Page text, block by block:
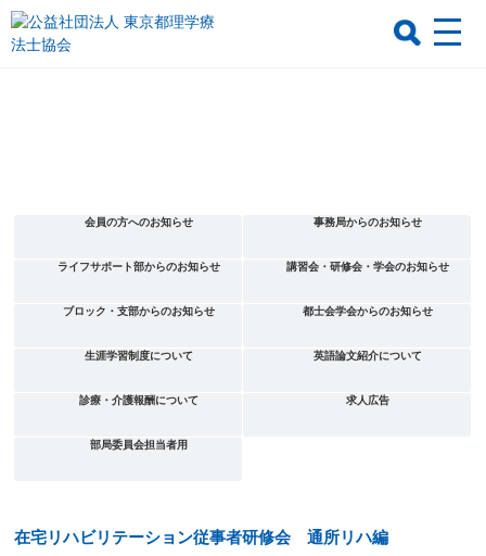
会員の方へのお知らせ 事務局からのお知らせ
ライフサポート部からのお知らせ 講習会・研修会・学会のお知らせ
ブロック・支部からのお知らせ 都士会学会からのお知らせ
生涯学習制度について 英語論文紹介について
診療・介護報酬について 求人広告
部局委員会担当者用
在宅リハビリテーション従事者研修会 通所リハ編